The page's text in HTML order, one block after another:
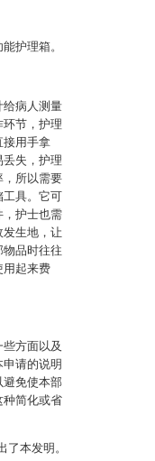
护理箱。
给病人测量
节，护理
接用手拿
失，护理
，所以需要
工具。它可
，护士也需
生地，让
品时往往
用起来费
方面以及
请的说明
避免使本部
种简化或省
本发明。